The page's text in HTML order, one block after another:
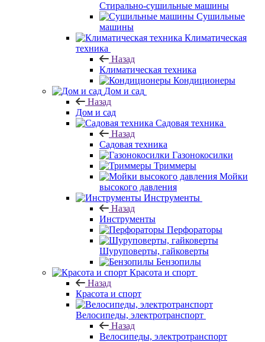
Стирально-сушильные машины
Сушильные
машины
Климатическая
техника
Назад
Климатическая техника
Кондиционеры
Дом и сад
Назад
Дом и сад
Садовая техника
Назад
Садовая техника
Газонокосилки
Триммеры
Мойки
высокого давления
Инструменты
Назад
Инструменты
Перфораторы
Шуруповерты, гайковерты
Бензопилы
Красота и спорт
Назад
Красота и спорт
Велосипеды, электротранспорт
Назад
Велосипеды, электротранспорт